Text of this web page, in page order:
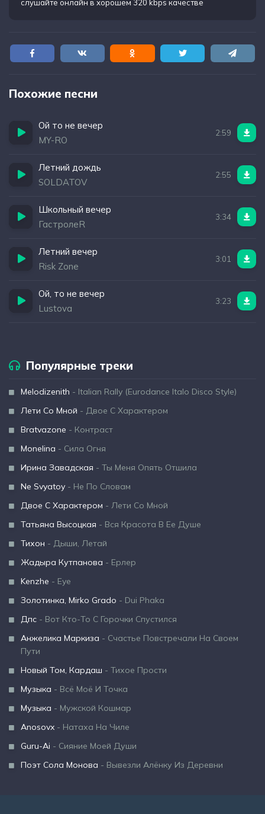
слушайте онлайн в хорошем 320 kbps качестве
Похожие песни
Ой то не вечер
MY-RO
2:59
Летний дождь
SOLDATOV
2:55
Школьный вечер
ГастролеR
3:34
Летний вечер
Risk Zone
3:01
Ой, то не вечер
Lustova
3:23
Популярные треки
Melodizenith - Italian Rally (Eurodance Italo Disco Style)
Лети Со Мной - Двое С Характером
Bratvazone - Контраст
Monelina - Сила Огня
Ирина Завадская - Ты Меня Опять Отшила
Ne Svyatoy - Не По Словам
Двое С Характером - Лети Со Мной
Татьяна Высоцкая - Вся Красота В Ее Душе
Тихон - Дыши, Летай
Жадыра Кутпанова - Ерлер
Kenzhe - Eye
Золотинка, Mirko Grado - Dui Phaka
Дпс - Вот Кто-То С Горочки Спустился
Анжелика Маркиза - Счастье Повстречали На Своем
Пути
Новый Том, Кардаш - Тихое Прости
Музыка - Всё Моё И Точка
Музыка - Мужской Кошмар
Anosovx - Натаха На Чиле
Guru-Ai - Сияние Моей Души
Поэт Сола Монова - Вывезли Алёнку Из Деревни